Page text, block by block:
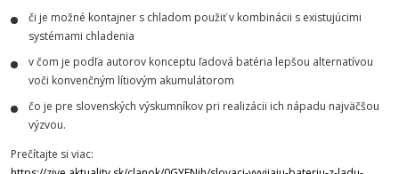
či je možné kontajner s chladom použiť v kombinácii s existujúcimi
systémami chladenia
v čom je podľa autorov konceptu ľadová batéria lepšou alternatívou
voči konvenčným lítiovým akumulátorom
čo je pre slovenských výskumníkov pri realizácii ich nápadu najväčšou
výzvou.
Prečítajte si viac: